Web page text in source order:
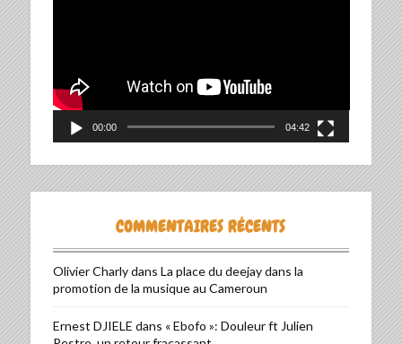
00:00 04:42
COMMENTAIRES RÉCENTS
Olivier Charlydans La place du deejay dans la
promotion de la musique au Cameroun
Ernest DJIELE dans « Ebofo »: Douleur ft Julien